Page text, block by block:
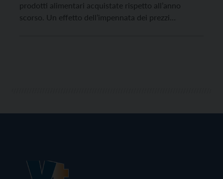
prodotti alimentari acquistate rispetto all’anno
scorso. Un effetto dell’impennata dei prezzi